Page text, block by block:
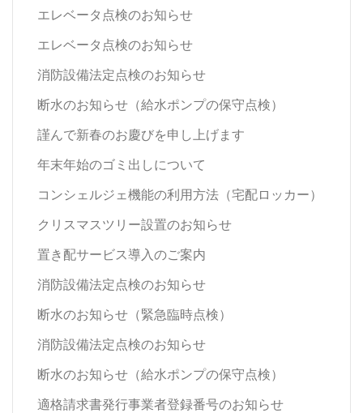
エレベータ点検のお知らせ
エレベータ点検のお知らせ
消防設備法定点検のお知らせ
断水のお知らせ（給水ポンプの保守点検）
謹んで新春のお慶びを申し上げます
年末年始のゴミ出しについて
コンシェルジェ機能の利用方法（宅配ロッカー）
クリスマスツリー設置のお知らせ
置き配サービス導入のご案内
消防設備法定点検のお知らせ
断水のお知らせ（緊急臨時点検）
消防設備法定点検のお知らせ
断水のお知らせ（給水ポンプの保守点検）
適格請求書発行事業者登録番号のお知らせ